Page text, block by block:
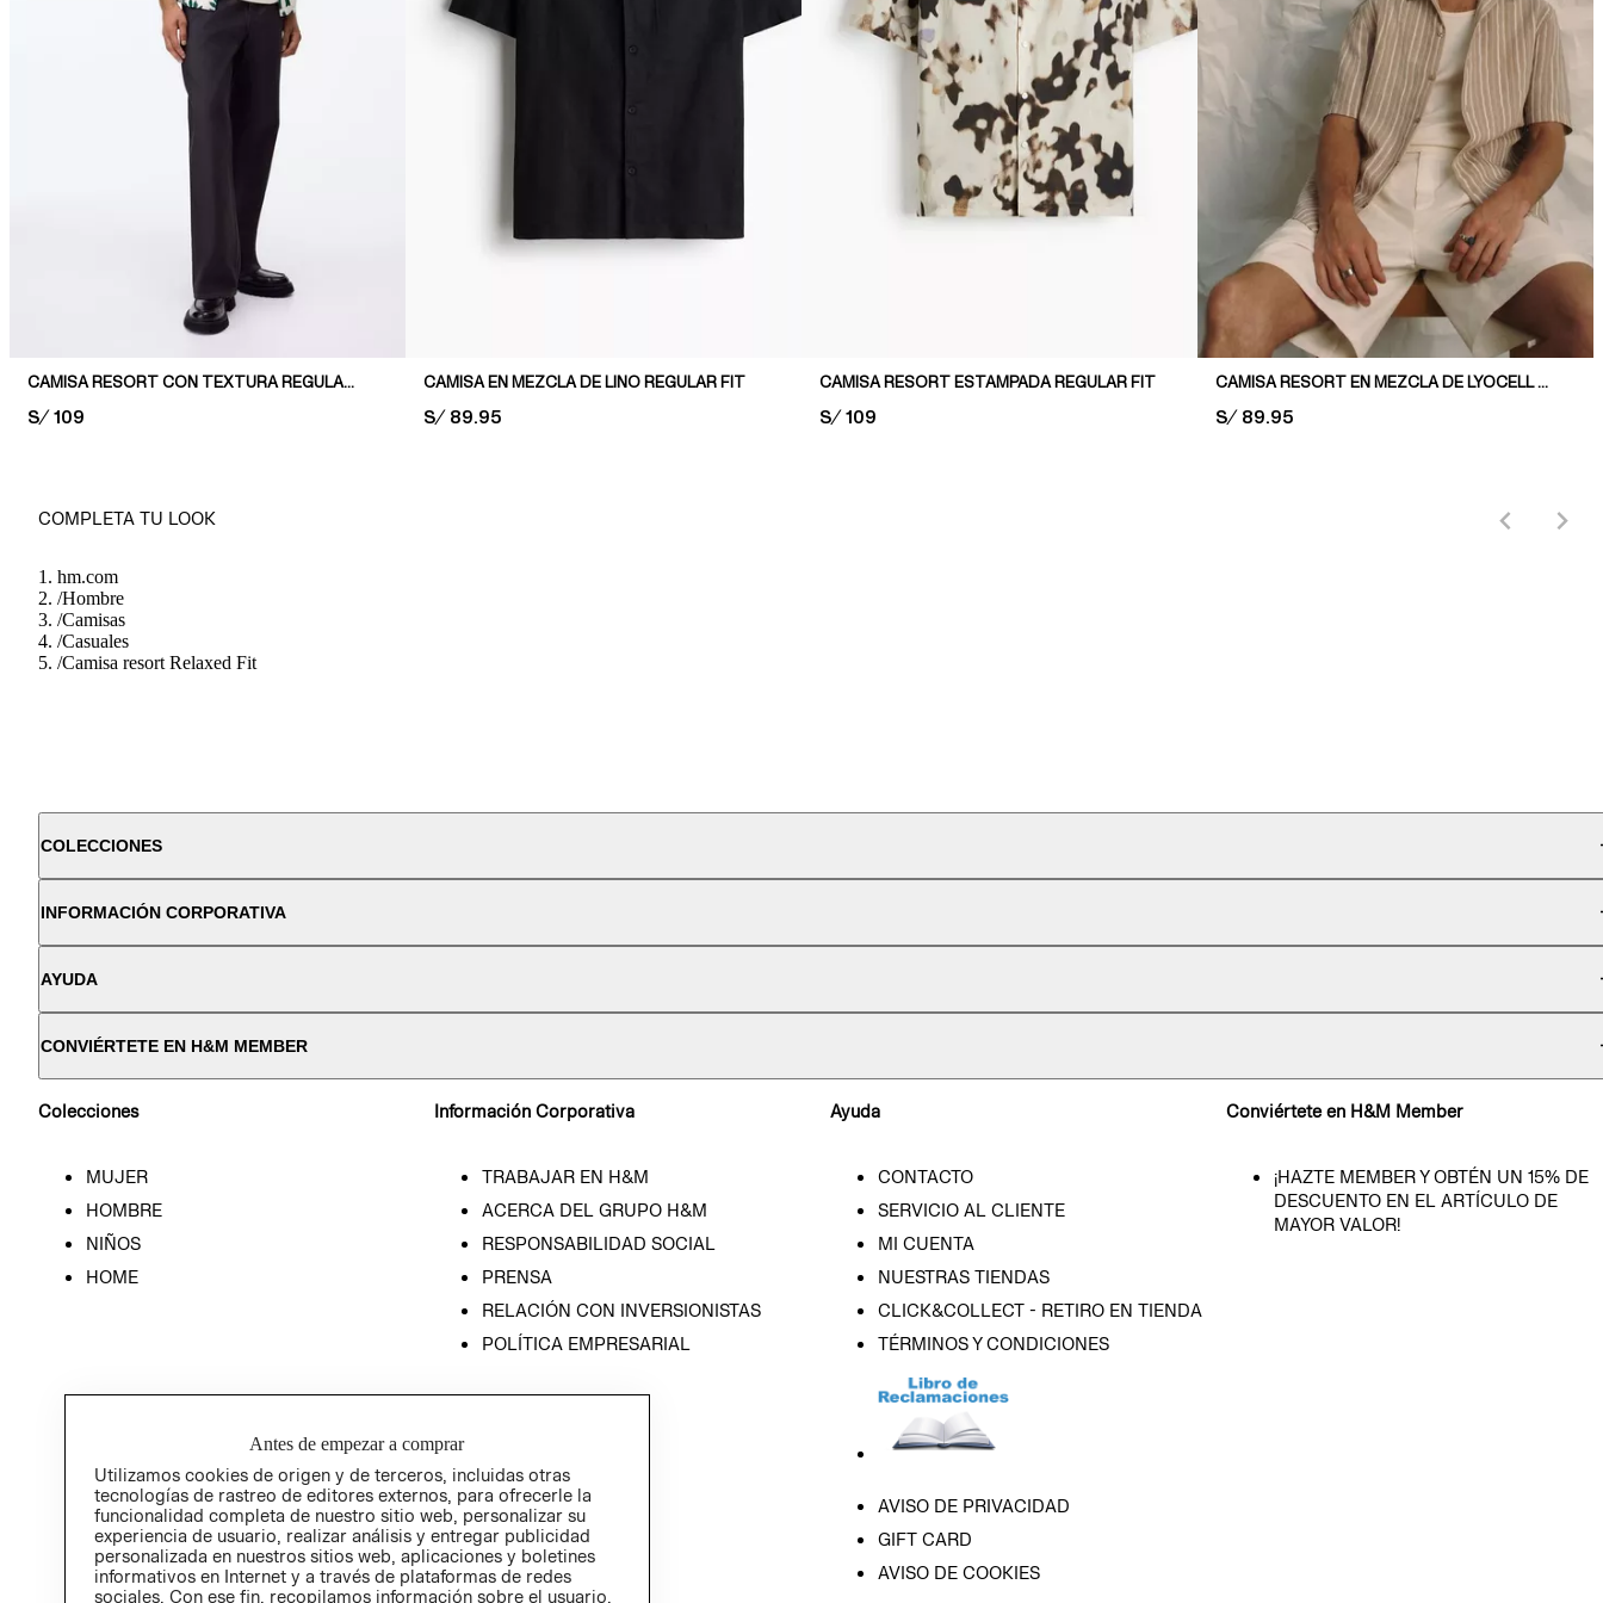
CAMISA RESORT CON TEXTURA REGULAR FIT
PRICE:
S/ 109
CAMISA EN MEZCLA DE LINO REGULAR FIT
PRICE:
S/ 89.95
CAMISA RESORT ESTAMPADA REGULAR FIT
PRICE:
S/ 109
CAMISA RESORT EN MEZCLA DE LYOCELL REGULAR FIT
PRICE:
S/ 89.95
COMPLETA TU LOOK
hm.com
/Hombre
/Camisas
/Casuales
/Camisa resort Relaxed Fit
COLECCIONES
INFORMACIÓN CORPORATIVA
AYUDA
CONVIÉRTETE EN H&M MEMBER
Colecciones
MUJER
HOMBRE
NIÑOS
HOME
Información Corporativa
TRABAJAR EN H&M
ACERCA DEL GRUPO H&M
RESPONSABILIDAD SOCIAL
PRENSA
RELACIÓN CON INVERSIONISTAS
POLÍTICA EMPRESARIAL
Ayuda
CONTACTO
SERVICIO AL CLIENTE
MI CUENTA
NUESTRAS TIENDAS
CLICK&COLLECT - RETIRO EN TIENDA
TÉRMINOS Y CONDICIONES
AVISO DE PRIVACIDAD
GIFT CARD
AVISO DE COOKIES
Conviértete en H&M Member
¡HAZTE MEMBER Y OBTÉN UN 15% DE
DESCUENTO EN EL ARTÍCULO DE
MAYOR VALOR!
Antes de empezar a comprar
Utilizamos cookies de origen y de terceros, incluidas otras
tecnologías de rastreo de editores externos, para ofrecerle la
funcionalidad completa de nuestro sitio web, personalizar su
experiencia de usuario, realizar análisis y entregar publicidad
personalizada en nuestros sitios web, aplicaciones y boletines
informativos en Internet y a través de plataformas de redes
sociales. Con ese fin, recopilamos información sobre el usuario,